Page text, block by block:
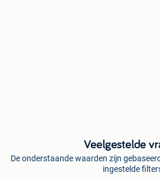
Veelgestelde
De onderstaande waarden zijn
ingestelde